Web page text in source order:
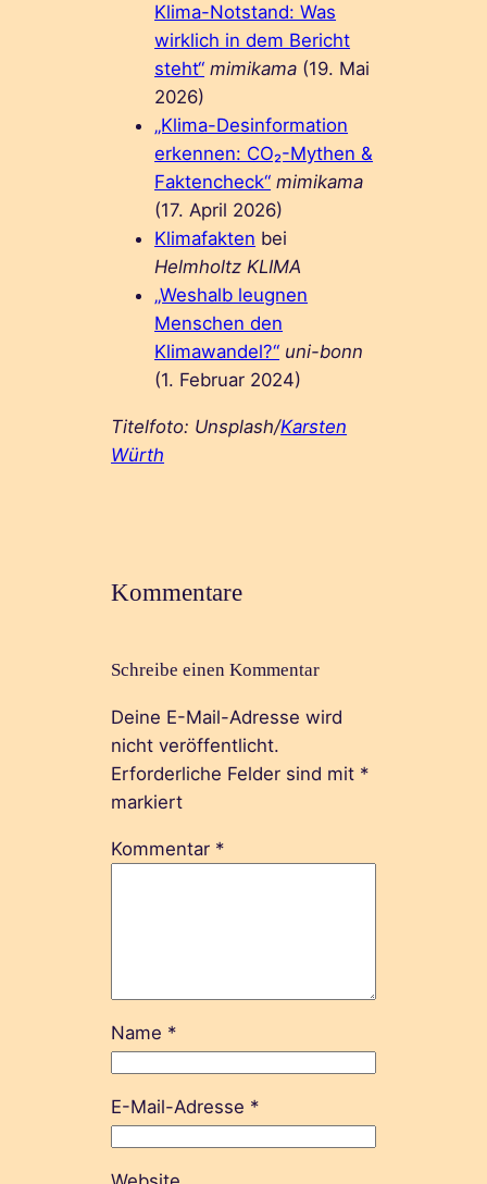
Klima-Notstand: Was
wirklich in dem Bericht
steht“ mimikama (19. Mai
2026)
„Klima-Desinformation
erkennen: CO₂-Mythen &
Faktencheck“ mimikama
(17. April 2026)
Klimafakten bei
Helmholtz KLIMA
„Weshalb leugnen
Menschen den
Klimawandel?“ uni-bonn
(1. Februar 2024)
Titelfoto: Unsplash/Karsten
Würth
Kommentare
Schreibe einen Kommentar
Deine E-Mail-Adresse wird
nicht veröffentlicht.
Erforderliche Felder sind mit *
markiert
Kommentar *
Name *
E-Mail-Adresse *